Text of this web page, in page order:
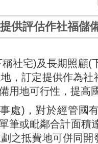
供評估作社福儲
社宅)及長期照顧(
，訂定提供作為
地可行性，提高
處)，對於經管國
筆或毗鄰合計面積
之抵費地可併同